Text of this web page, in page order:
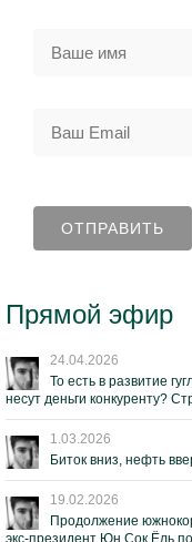
Прямой эфир
24.04.2026
То есть в развитие
несут деньги конкуренту?
1.03.2026
Биток вниз, нефть
19.02.2026
Продолжение
экс-президент Юн Сок Ёль